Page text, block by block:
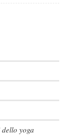
yoga